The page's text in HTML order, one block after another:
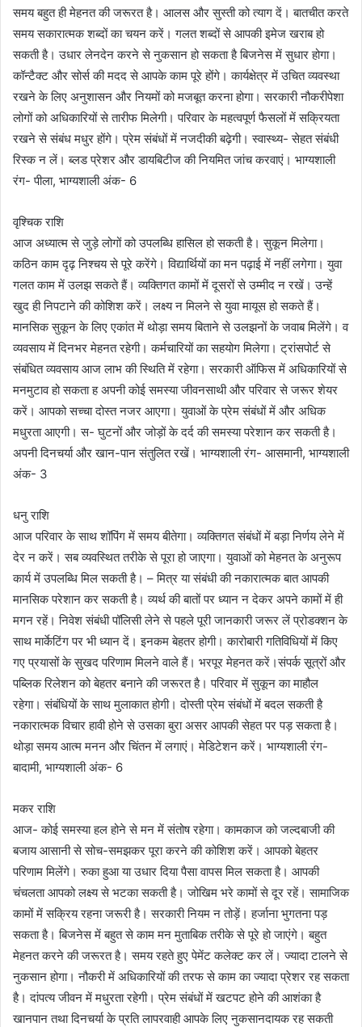
समय बहुत ही मेहनत की जरूरत है। आलस और सुस्ती को त्याग दें। बातचीत करते
समय सकारात्मक शब्दों का चयन करें। गलत शब्दों से आपकी इमेज खराब हो
सकती है। उधार लेनदेन करने से नुकसान हो सकता है बिजनेस में सुधार होगा।
कॉन्टैक्ट और सोर्स की मदद से आपके काम पूरे होंगे। कार्यक्षेत्र में उचित व्यवस्था
रखने के लिए अनुशासन और नियमों को मजबूत करना होगा। सरकारी नौकरीपेशा
लोगों को अधिकारियों से तारीफ मिलेगी। परिवार के महत्वपूर्ण फैसलों में सक्रियता
रखने से संबंध मधुर होंगे। प्रेम संबंधों में नजदीकी बढ़ेगी। स्वास्थ्य- सेहत संबंधी
रिस्क न लें। ब्लड प्रेशर और डायबिटीज की नियमित जांच करवाएं। भाग्यशाली
रंग- पीला, भाग्यशाली अंक- 6
वृश्चिक राशि
आज अध्यात्म से जुड़े लोगों को उपलब्धि हासिल हो सकती है। सुकून मिलेगा।
कठिन काम दृढ़ निश्चय से पूरे करेंगे। विद्यार्थियों का मन पढ़ाई में नहीं लगेगा। युवा
गलत काम में उलझ सकते हैं। व्यक्तिगत कामों में दूसरों से उम्मीद न रखें। उन्हें
खुद ही निपटाने की कोशिश करें। लक्ष्य न मिलने से युवा मायूस हो सकते हैं।
मानसिक सुकून के लिए एकांत में थोड़ा समय बिताने से उलझनों के जवाब मिलेंगे। व
व्यवसाय में दिनभर मेहनत रहेगी। कर्मचारियों का सहयोग मिलेगा। ट्रांसपोर्ट से
संबंधित व्यवसाय आज लाभ की स्थिति में रहेगा। सरकारी ऑफिस में अधिकारियों से
मनमुटाव हो सकता ह अपनी कोई समस्या जीवनसाथी और परिवार से जरूर शेयर
करें। आपको सच्चा दोस्त नजर आएगा। युवाओं के प्रेम संबंधों में और अधिक
मधुरता आएगी। स- घुटनों और जोड़ों के दर्द की समस्या परेशान कर सकती है।
अपनी दिनचर्या और खान-पान संतुलित रखें। भाग्यशाली रंग- आसमानी, भाग्यशाली
अंक- 3
धनु राशि
आज परिवार के साथ शॉपिंग में समय बीतेगा। व्यक्तिगत संबंधों में बड़ा निर्णय लेने में
देर न करें। सब व्यवस्थित तरीके से पूरा हो जाएगा। युवाओं को मेहनत के अनुरूप
कार्य में उपलब्धि मिल सकती है। – मित्र या संबंधी की नकारात्मक बात आपकी
मानसिक परेशान कर सकती है। व्यर्थ की बातों पर ध्यान न देकर अपने कामों में ही
मगन रहें। निवेश संबंधी पॉलिसी लेने से पहले पूरी जानकारी जरूर लें प्रोडक्शन के
साथ मार्केटिंग पर भी ध्यान दें। इनकम बेहतर होगी। कारोबारी गतिविधियों में किए
गए प्रयासों के सुखद परिणाम मिलने वाले हैं। भरपूर मेहनत करें।संपर्क सूत्रों और
पब्लिक रिलेशन को बेहतर बनाने की जरूरत है। परिवार में सुकून का माहौल
रहेगा। संबंधियों के साथ मुलाकात होगी। दोस्ती प्रेम संबंधों में बदल सकती है
नकारात्मक विचार हावी होने से उसका बुरा असर आपकी सेहत पर पड़ सकता है।
थोड़ा समय आत्म मनन और चिंतन में लगाएं। मेडिटेशन करें। भाग्यशाली रंग-
बादामी, भाग्यशाली अंक- 6
मकर राशि
आज- कोई समस्या हल होने से मन में संतोष रहेगा। कामकाज को जल्दबाजी की
बजाय आसानी से सोच-समझकर पूरा करने की कोशिश करें। आपको बेहतर
परिणाम मिलेंगे। रुका हुआ या उधार दिया पैसा वापस मिल सकता है। आपकी
चंचलता आपको लक्ष्य से भटका सकती है। जोखिम भरे कामों से दूर रहें। सामाजिक
कामों में सक्रिय रहना जरूरी है। सरकारी नियम न तोड़ें। हर्जाना भुगतना पड़
सकता है। बिजनेस में बहुत से काम मन मुताबिक तरीके से पूरे हो जाएंगे। बहुत
मेहनत करने की जरूरत है। समय रहते हुए पेमेंट कलेक्ट कर लें। ज्यादा टालने से
नुकसान होगा। नौकरी में अधिकारियों की तरफ से काम का ज्यादा प्रेशर रह सकता
है। दांपत्य जीवन में मधुरता रहेगी। प्रेम संबंधों में खटपट होने की आशंका है
खानपान तथा दिनचर्या के प्रति लापरवाही आपके लिए नुकसानदायक रह सकती